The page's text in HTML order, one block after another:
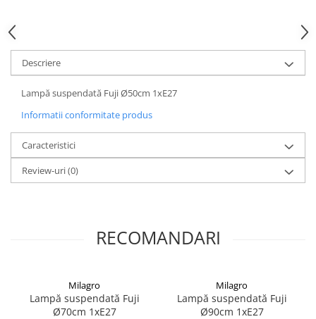
Descriere
Lampă suspendată Fuji Ø50cm 1xE27
Informatii conformitate produs
Caracteristici
Review-uri(0)
RECOMANDARI
Milagro
Lampă suspendată Fuji
Ø70cm 1xE27
Milagro
Lampă suspendată Fuji
Ø90cm 1xE27